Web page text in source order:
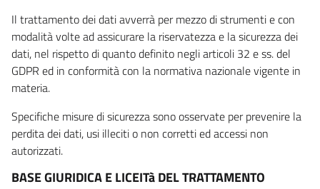
Il trattamento dei dati avverrà per mezzo di strumenti e con
modalità volte ad assicurare la riservatezza e la sicurezza dei
dati, nel rispetto di quanto definito negli articoli 32 e ss. del
GDPR ed in conformità con la normativa nazionale vigente in
materia.
Specifiche misure di sicurezza sono osservate per prevenire la
perdita dei dati, usi illeciti o non corretti ed accessi non
autorizzati.
BASE GIURIDICA E LICEITà DEL TRATTAMENTO